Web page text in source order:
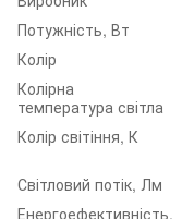
Потужність, Вт
Колір
Колірна
температура світла
Колір світіння, К
Світловий потік, Лм
Енергоефективність,